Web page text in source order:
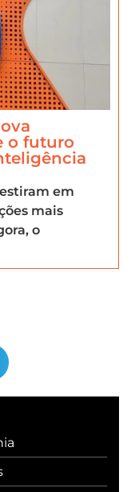
o futuro
em
mais
o